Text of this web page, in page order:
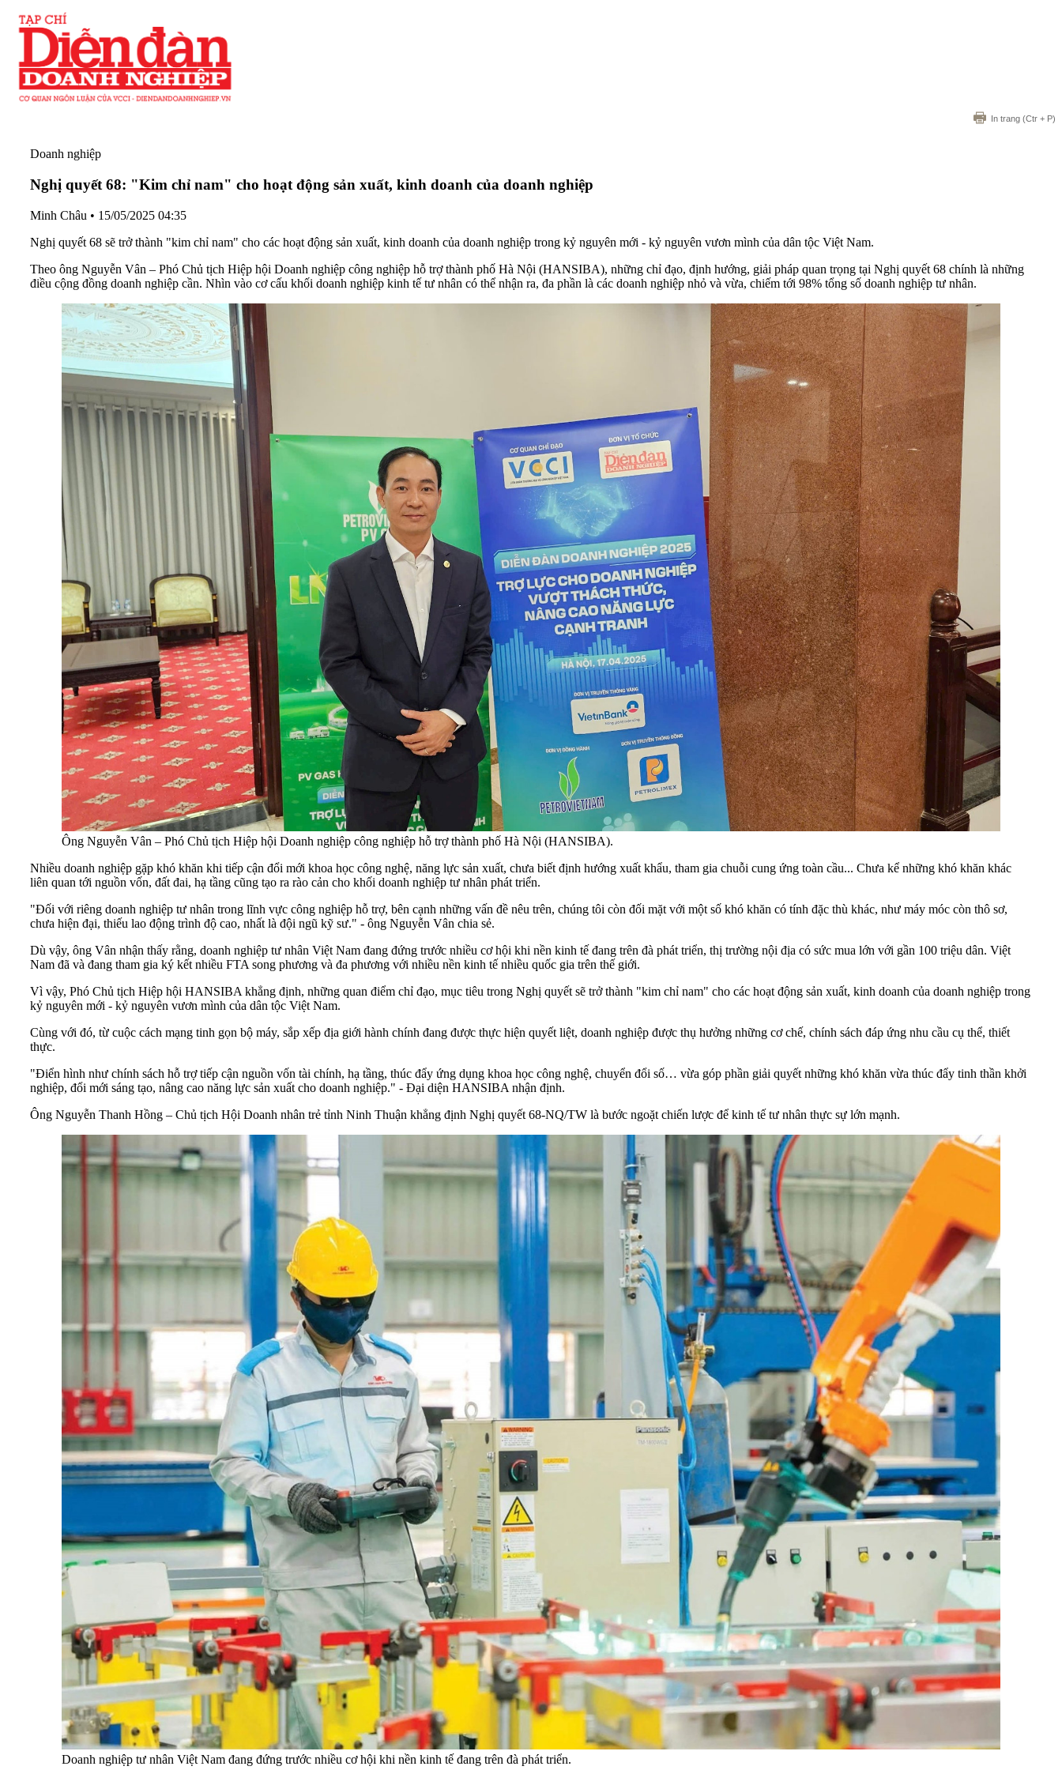
In trang (Ctr + P)
Doanh nghiệp
Nghị quyết 68: "Kim chỉ nam" cho hoạt động sản xuất, kinh doanh của doanh nghiệp
Minh Châu • 15/05/2025 04:35
Nghị quyết 68 sẽ trở thành "kim chỉ nam" cho các hoạt động sản xuất, kinh doanh của doanh nghiệp trong kỷ nguyên mới - kỷ nguyên vươn mình của dân tộc Việt Nam.
Theo ông Nguyễn Vân – Phó Chủ tịch Hiệp hội Doanh nghiệp công nghiệp hỗ trợ thành phố Hà Nội (HANSIBA), những chỉ đạo, định hướng, giải pháp quan trọng tại Nghị quyết 68 chính là những
điều cộng đồng doanh nghiệp cần. Nhìn vào cơ cấu khối doanh nghiệp kinh tế tư nhân có thể nhận ra, đa phần là các doanh nghiệp nhỏ và vừa, chiếm tới 98% tổng số doanh nghiệp tư nhân.
Ông Nguyễn Vân – Phó Chủ tịch Hiệp hội Doanh nghiệp công nghiệp hỗ trợ thành phố Hà Nội (HANSIBA).
Nhiều doanh nghiệp gặp khó khăn khi tiếp cận đổi mới khoa học công nghệ, năng lực sản xuất, chưa biết định hướng xuất khẩu, tham gia chuỗi cung ứng toàn cầu... Chưa kể những khó khăn khác
liên quan tới nguồn vốn, đất đai, hạ tầng cũng tạo ra rào cản cho khối doanh nghiệp tư nhân phát triển.
"Đối với riêng doanh nghiệp tư nhân trong lĩnh vực công nghiệp hỗ trợ, bên cạnh những vấn đề nêu trên, chúng tôi còn đối mặt với một số khó khăn có tính đặc thù khác, như máy móc còn thô sơ,
chưa hiện đại, thiếu lao động trình độ cao, nhất là đội ngũ kỹ sư." - ông Nguyễn Vân chia sẻ.
Dù vậy, ông Vân nhận thấy rằng, doanh nghiệp tư nhân Việt Nam đang đứng trước nhiều cơ hội khi nền kinh tế đang trên đà phát triển, thị trường nội địa có sức mua lớn với gần 100 triệu dân. Việt
Nam đã và đang tham gia ký kết nhiều FTA song phương và đa phương với nhiều nền kinh tế nhiều quốc gia trên thế giới.
Vì vậy, Phó Chủ tịch Hiệp hội HANSIBA khẳng định, những quan điểm chỉ đạo, mục tiêu trong Nghị quyết sẽ trở thành "kim chỉ nam" cho các hoạt động sản xuất, kinh doanh của doanh nghiệp trong
kỷ nguyên mới - kỷ nguyên vươn mình của dân tộc Việt Nam.
Cùng với đó, từ cuộc cách mạng tinh gọn bộ máy, sắp xếp địa giới hành chính đang được thực hiện quyết liệt, doanh nghiệp được thụ hưởng những cơ chế, chính sách đáp ứng nhu cầu cụ thể, thiết
thực.
"Điển hình như chính sách hỗ trợ tiếp cận nguồn vốn tài chính, hạ tầng, thúc đẩy ứng dụng khoa học công nghệ, chuyển đổi số… vừa góp phần giải quyết những khó khăn vừa thúc đẩy tinh thần khởi
nghiệp, đổi mới sáng tạo, nâng cao năng lực sản xuất cho doanh nghiệp." - Đại diện HANSIBA nhận định.
Ông Nguyễn Thanh Hồng – Chủ tịch Hội Doanh nhân trẻ tỉnh Ninh Thuận khẳng định Nghị quyết 68-NQ/TW là bước ngoặt chiến lược để kinh tế tư nhân thực sự lớn mạnh.
Doanh nghiệp tư nhân Việt Nam đang đứng trước nhiều cơ hội khi nền kinh tế đang trên đà phát triển.